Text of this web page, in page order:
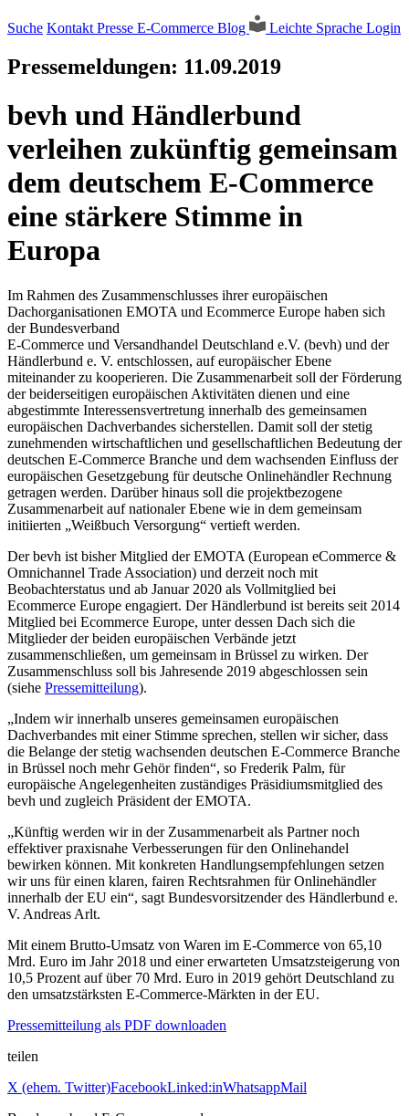
Suche Kontakt Presse E-Commerce Blog Leichte Sprache Login
Pressemeldungen: 11.09.2019
bevh und Händlerbund
verleihen zukünftig gemeinsam
dem deutschem E-Commerce
eine stärkere Stimme in
Europa
Im Rahmen des Zusammenschlusses ihrer europäischen
Dachorganisationen EMOTA und Ecommerce Europe haben sich
der Bundesverband
E-Commerce und Versandhandel Deutschland e.V. (bevh) und der
Händlerbund e. V. entschlossen, auf europäischer Ebene
miteinander zu kooperieren. Die Zusammenarbeit soll der Förderung
der beiderseitigen europäischen Aktivitäten dienen und eine
abgestimmte Interessensvertretung innerhalb des gemeinsamen
europäischen Dachverbandes sicherstellen. Damit soll der stetig
zunehmenden wirtschaftlichen und gesellschaftlichen Bedeutung der
deutschen E-Commerce Branche und dem wachsenden Einfluss der
europäischen Gesetzgebung für deutsche Onlinehändler Rechnung
getragen werden. Darüber hinaus soll die projektbezogene
Zusammenarbeit auf nationaler Ebene wie in dem gemeinsam
initiierten „Weißbuch Versorgung“ vertieft werden.
Der bevh ist bisher Mitglied der EMOTA (European eCommerce &
Omnichannel Trade Association) und derzeit noch mit
Beobachterstatus und ab Januar 2020 als Vollmitglied bei
Ecommerce Europe engagiert. Der Händlerbund ist bereits seit 2014
Mitglied bei Ecommerce Europe, unter dessen Dach sich die
Mitglieder der beiden europäischen Verbände jetzt
zusammenschließen, um gemeinsam in Brüssel zu wirken. Der
Zusammenschluss soll bis Jahresende 2019 abgeschlossen sein
(siehe Pressemitteilung).
„Indem wir innerhalb unseres gemeinsamen europäischen
Dachverbandes mit einer Stimme sprechen, stellen wir sicher, dass
die Belange der stetig wachsenden deutschen E-Commerce Branche
in Brüssel noch mehr Gehör finden“, so Frederik Palm, für
europäische Angelegenheiten zuständiges Präsidiumsmitglied des
bevh und zugleich Präsident der EMOTA.
„Künftig werden wir in der Zusammenarbeit als Partner noch
effektiver praxisnahe Verbesserungen für den Onlinehandel
bewirken können. Mit konkreten Handlungsempfehlungen setzen
wir uns für einen klaren, fairen Rechtsrahmen für Onlinehändler
innerhalb der EU ein“, sagt Bundesvorsitzender des Händlerbund e.
V. Andreas Arlt.
Mit einem Brutto-Umsatz von Waren im E-Commerce von 65,10
Mrd. Euro im Jahr 2018 und einer erwarteten Umsatzsteigerung von
10,5 Prozent auf über 70 Mrd. Euro in 2019 gehört Deutschland zu
den umsatzstärksten E-Commerce-Märkten in der EU.
Pressemitteilung als PDF downloaden
teilen
X (ehem. Twitter)FacebookLinked:inWhatsappMail